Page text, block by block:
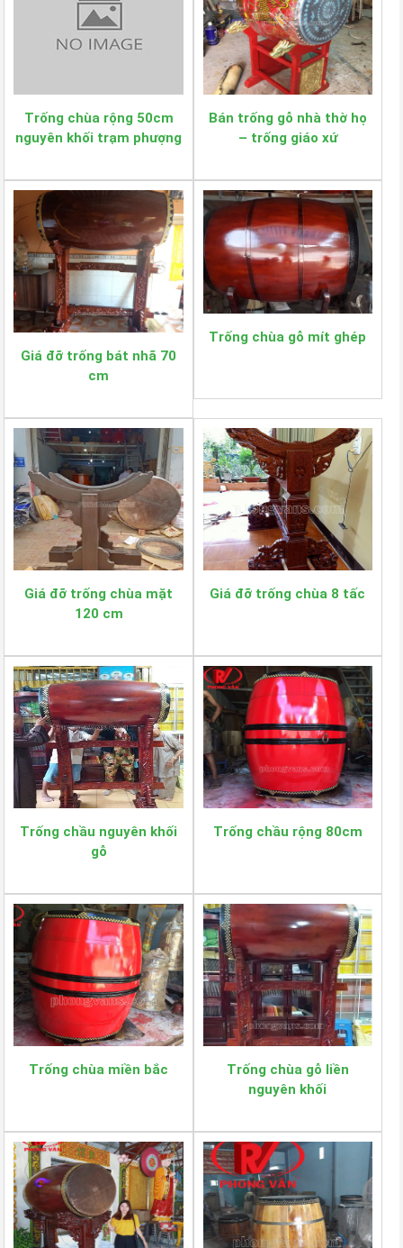
Trống chùa rộng 50cm
nguyên khối trạm phượng
Bán trống gỗ nhà thờ họ
– trống giáo xứ
Giá đỡ trống bát nhã 70
cm
Trống chùa gỗ mít ghép
Giá đỡ trống chùa mặt
120 cm
Giá đỡ trống chùa 8 tấc
Trống chầu nguyên khối
gỗ
Trống chầu rộng 80cm
Trống chùa miền bắc
Trống chùa gỗ liền
nguyên khối